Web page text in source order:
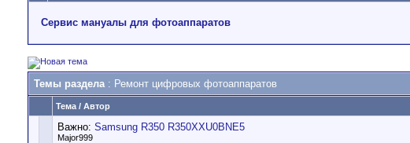
Сервис мануалы для фотоаппаратов
Темы раздела: Ремонт цифровых фотоаппаратов
Тема / Автор
Важно: Samsung R350 R350XXU0BNE5
Major999